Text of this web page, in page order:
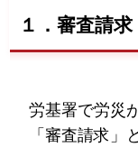
１．審査請求
労基署で労災
「審査請求」